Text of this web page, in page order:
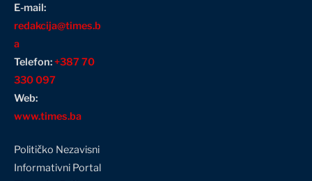
E-mail:
redakcija@times.b
a
Telefon:+387 70
330 097
Web:
www.times.ba
Političko Nezavisni
Informativni Portal